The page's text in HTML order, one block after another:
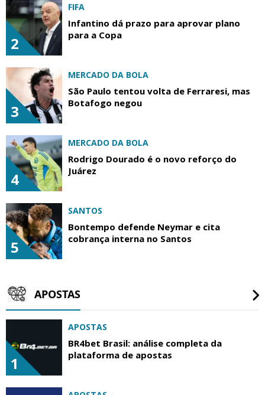
2
FIFA
Infantino dá prazo para aprovar plano
para a Copa
3
MERCADO DA BOLA
São Paulo tentou volta de Ferraresi, mas
Botafogo negou
4
MERCADO DA BOLA
Rodrigo Dourado é o novo reforço do
Juárez
5
SANTOS
Bontempo defende Neymar e cita
cobrança interna no Santos
APOSTAS
1
APOSTAS
BR4bet Brasil: análise completa da
plataforma de apostas